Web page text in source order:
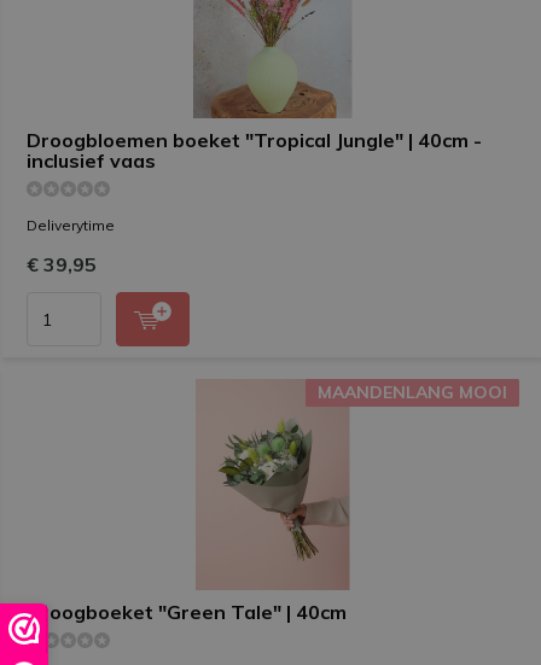
Droogbloemen boeket "Tropical Jungle" | 40cm -
inclusief vaas
Deliverytime
€ 39,95
Droogboeket "Green Tale" | 40cm
MAANDENLANG MOOI
MAANDENLANG MOOI